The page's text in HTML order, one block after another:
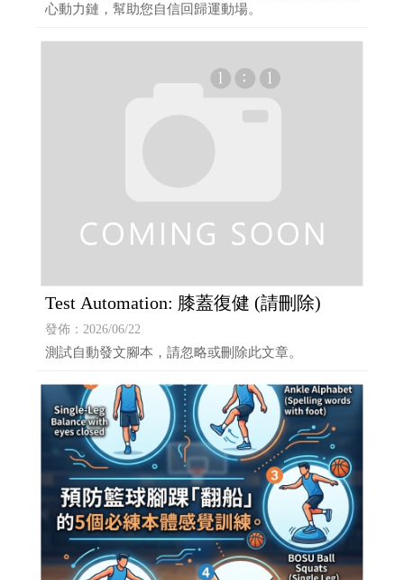
心動力鏈，幫助您自信回歸運動場。
Test Automation: 膝蓋復健 (請刪除)
發佈：2026/06/22
測試自動發文腳本，請忽略或刪除此文章。